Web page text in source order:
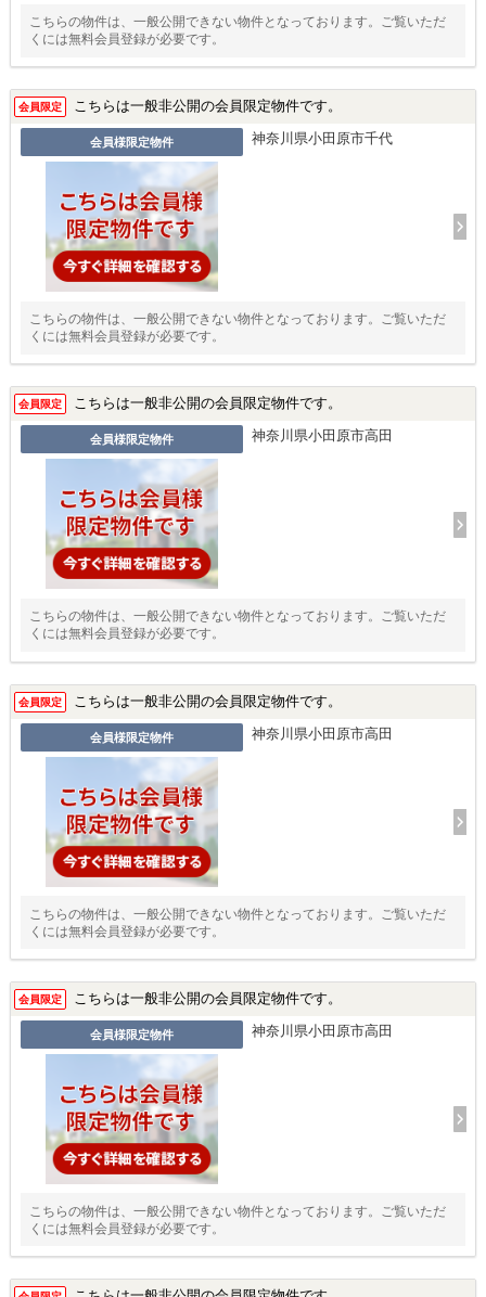
こちらの物件は、一般公開できない物件となっております。ご覧いただ
くには無料会員登録が必要です。
会員限定 こちらは一般非公開の会員限定物件です。
会員様限定物件 神奈川県小田原市千代
こちらの物件は、一般公開できない物件となっております。ご覧いただ
くには無料会員登録が必要です。
会員限定 こちらは一般非公開の会員限定物件です。
会員様限定物件 神奈川県小田原市高田
こちらの物件は、一般公開できない物件となっております。ご覧いただ
くには無料会員登録が必要です。
会員限定 こちらは一般非公開の会員限定物件です。
会員様限定物件 神奈川県小田原市高田
こちらの物件は、一般公開できない物件となっております。ご覧いただ
くには無料会員登録が必要です。
会員限定 こちらは一般非公開の会員限定物件です。
会員様限定物件 神奈川県小田原市高田
こちらの物件は、一般公開できない物件となっております。ご覧いただ
くには無料会員登録が必要です。